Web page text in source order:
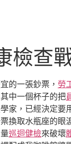
檢查
的一張鈔票， 勞
中一個杯子的把
家，已經決定要
換取水瓶座的眼
巡迴健檢來破壞